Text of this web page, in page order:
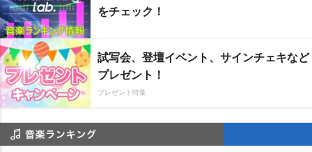
をチェック！
試写会、登壇イベント、サインチェキなど
プレゼント！
プレゼント特集